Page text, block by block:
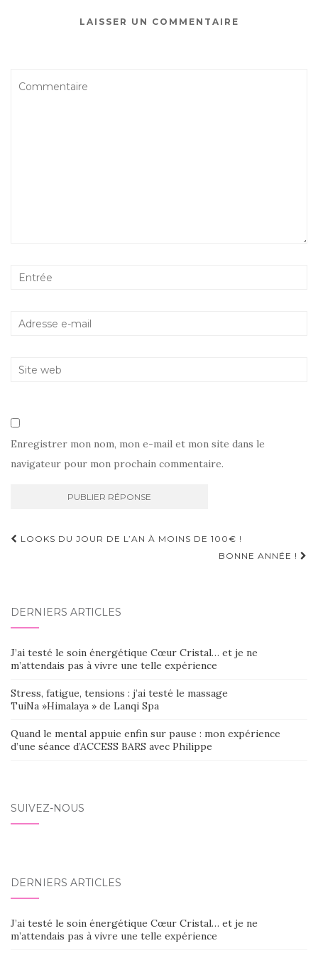
LAISSER UN COMMENTAIRE
Enregistrer mon nom, mon e-mail et mon site dans le
navigateur pour mon prochain commentaire.
Navigation
LOOKS DU JOUR DE L’AN À MOINS DE 100€ !
BONNE ANNÉE !
DERNIERS ARTICLES
J’ai testé le soin énergétique Cœur Cristal… et je ne
m’attendais pas à vivre une telle expérience
Stress, fatigue, tensions : j’ai testé le massage
TuiNa »Himalaya » de Lanqi Spa
Quand le mental appuie enfin sur pause : mon expérience
d’une séance d’ACCESS BARS avec Philippe
SUIVEZ-NOUS
DERNIERS ARTICLES
J’ai testé le soin énergétique Cœur Cristal… et je ne
m’attendais pas à vivre une telle expérience